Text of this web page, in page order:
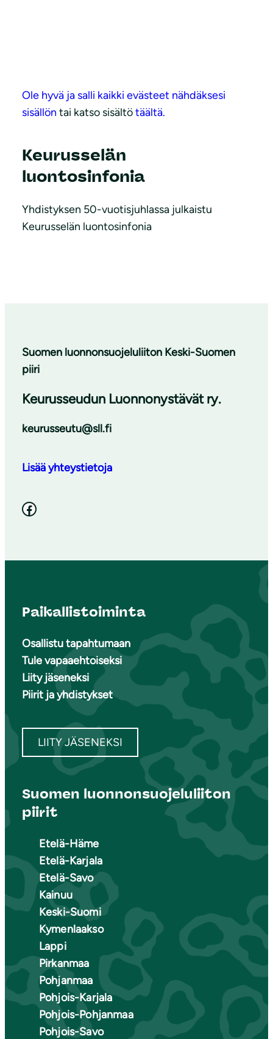
Ole hyvä ja salli kaikki evästeet nähdäksesi
sisällön tai katso sisältötäältä.
Keurusselän
luontosinfonia
Yhdistyksen 50-vuotisjuhlassa julkaistu
Keurusselän luontosinfonia
Suomen luonnonsuojeluliiton Keski-Suomen
piiri
Keurusseudun Luonnonystävät ry.
keurusseutu@sll.fi
Lisää yhteystietoja
Facebook
Paikallistoiminta
Osallistu tapahtumaan
Tule vapaaehtoiseksi
Liity jäseneksi
Piirit ja yhdistykset
LIITY JÄSENEKSI
Suomen luonnonsuojeluliiton
piirit
Etelä-Häme
Etelä-Karjala
Etelä-Savo
Kainuu
Keski-Suomi
Kymenlaakso
Lappi
Pirkanmaa
Pohjanmaa
Pohjois-Karjala
Pohjois-Pohjanmaa
Pohjois-Savo